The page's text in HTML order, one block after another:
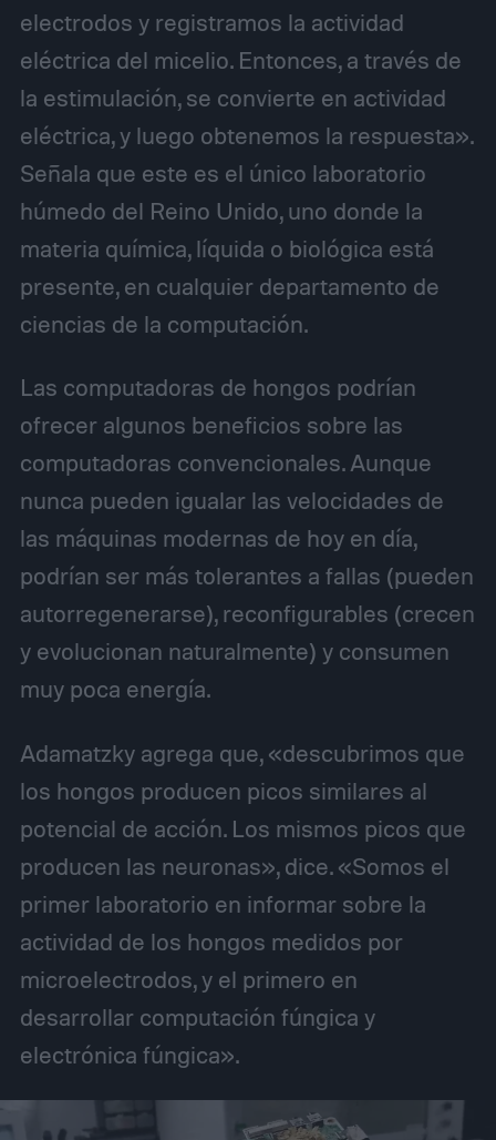
electrodos y registramos la actividad
eléctrica del micelio. Entonces, a través de
la estimulación, se convierte en actividad
eléctrica, y luego obtenemos la respuesta».
Señala que este es el único laboratorio
húmedo del Reino Unido, uno donde la
materia química, líquida o biológica está
presente, en cualquier departamento de
ciencias de la computación.
Las computadoras de hongos podrían
ofrecer algunos beneficios sobre las
computadoras convencionales. Aunque
nunca pueden igualar las velocidades de
las máquinas modernas de hoy en día,
podrían ser más tolerantes a fallas (pueden
autorregenerarse), reconfigurables (crecen
y evolucionan naturalmente) y consumen
muy poca energía.
Adamatzky agrega que, «descubrimos que
los hongos producen picos similares al
potencial de acción. Los mismos picos que
producen las neuronas», dice. «Somos el
primer laboratorio en informar sobre la
actividad de los hongos medidos por
microelectrodos, y el primero en
desarrollar computación fúngica y
electrónica fúngica».